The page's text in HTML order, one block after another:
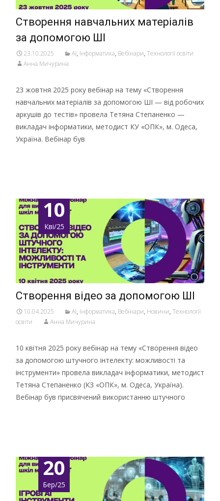
Створення навчальних матеріалів
за допомогою ШІ
23.10.2025 AI, Інформатика, Вебінари, Технології освіти
Анна Мичурина
23 жовтня 2025 року вебінар на тему «Створення
навчальних матеріалів за допомогою ШІ — від робочих
аркушів до тестів» провела Тетяна Степаненко —
викладач інформатики, методист КУ «ОПК», м. Одеса,
Україна. Вебінар був
10
Кві/25
Створення відео за допомогою ШІ
10.04.2025 AI, Інформатика, Вебінари, Новини, Технології
освіти
Анна Мичурина
10 квітня 2025 року вебінар на тему «Створення відео
за допомогою штучного інтелекту: можливості та
інструменти» провела викладач інформатики, методист
Тетяна Степаненко (КЗ «ОПК», м. Одеса, Україна).
Вебінар був присвячений використанню штучного
20
Бер/25